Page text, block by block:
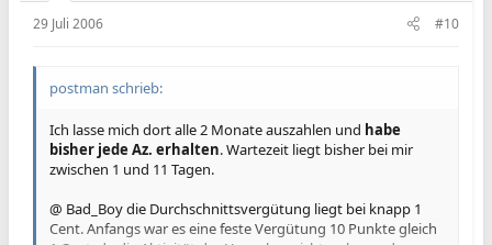
29 Juli 2006 #10
postman schrieb:
Ich lasse mich dort alle 2 Monate auszahlen und habe
bisher jede Az. erhalten. Wartezeit liegt bisher bei mir
zwischen 1 und 11 Tagen.
@ Bad_Boy die Durchschnittsvergütung liegt bei knapp 1
Cent. Anfangs war es eine feste Vergütung 10 Punkte gleich